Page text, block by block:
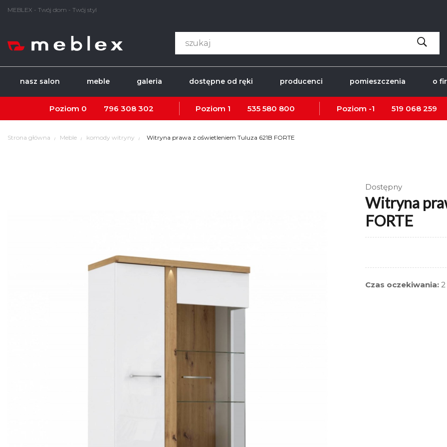
MEBLEX - Twój dom - Twój styl
nasz salon meble galeria dostępne od ręki producenci pomieszczenia o
Poziom 0 796 308 302 Poziom 1 535 580 800 Poziom -1 519 068 259
Strona główna Meble komody witryny Witryna prawa z oświetleniem Tuluza 621B FORTE
Dostępny
Witryna
FORTE
Czas oczekiwania: 2